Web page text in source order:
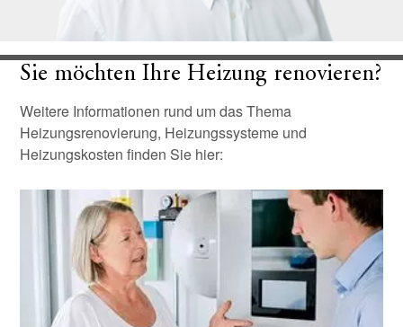
Sie möchten Ihre Heizung renovieren?
Weitere Informationen rund um das Thema
Heizungsrenovierung, Heizungssysteme und
Heizungskosten finden Sie hier: